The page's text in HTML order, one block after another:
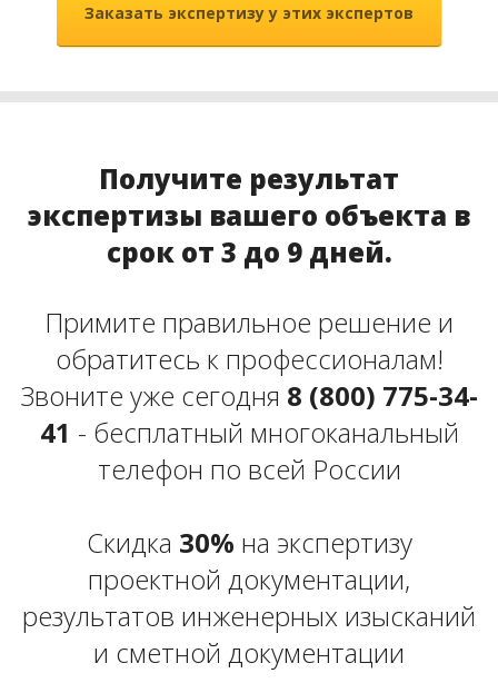
Заказать экспертизу у этих экспертов
Получите результат
экспертизы вашего объекта в
срок от 3 до 9 дней.
Примите правильное решение и
обратитесь к профессионалам!
Звоните уже сегодня 8 (800) 775-34-
41 - бесплатный многоканальный
телефон по всей России
Скидка 30% на экспертизу
проектной документации,
результатов инженерных изысканий
и сметной документации